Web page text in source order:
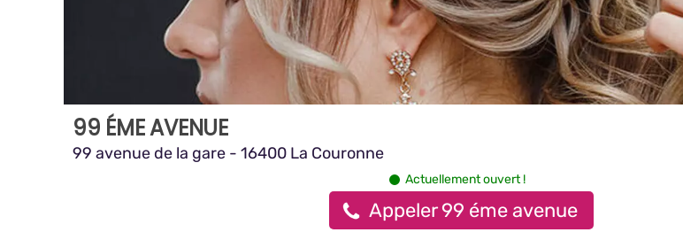
99 ÉME AVENUE
99 avenue de la gare - 16400 La Couronne
Actuellement ouvert !
Appeler 99 éme avenue